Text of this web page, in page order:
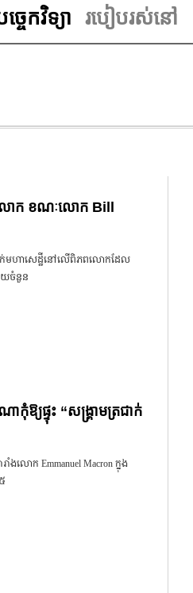
ចេកវិទ្យា របៀបរស់នៅ
លោក ខណៈលោក Bill
ាក់មហាសេដ្ឋីនៅលើពិភពលោកដែល
យចំនួន
ាកុំឱ្យផ្ទុះ “សង្គ្រាមត្រជាក់
ងលោក Emmanuel Macron ក្នុង